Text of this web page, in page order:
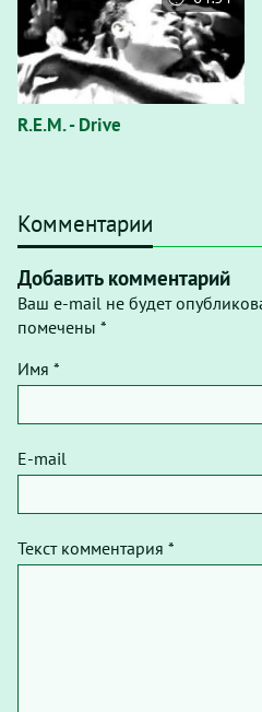
R.E.M. - Drive
Комментарии
Добавить комментарий
Ваш e-mail не будет
помечены *
Имя *
E-mail
Текст комментария *